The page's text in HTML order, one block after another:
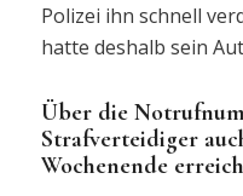
Polizei ihn schnell
hatte deshalb sein
Über die
Strafverteidiger
Wochenende